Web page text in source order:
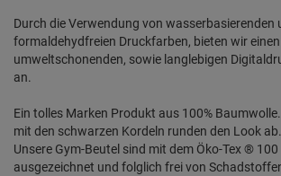
Durch die Verwendung von wasserbasierenden
formaldehydfreien Druckfarben, bieten wir einen
umweltschonenden, sowie langlebigen
an.
Ein tolles Marken Produkt aus 100%
mit den schwarzen Kordeln runden den Look ab.
Unsere Gym-Beutel sind mit dem Öko-Tex ®
ausgezeichnet und folglich frei von